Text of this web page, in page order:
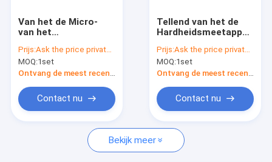
Vraag een offerte aan
De micro- Hardheidsmeetapparaat van Vickers
Digitaal Vickers-Hardheidsmeetapparaat
Van het de Micro-
van het
Metaal van het de
Digitale Vertonings
het Automatische
Hardheidsmeetapparaat
van Vickers
Prijs:Ask the price privately
MOQ:1set
Ontvang de meest recente Prijs
Contact nu
Tellend van het de
Hardheidsmeetapparaat
Digitaal Vickers
Automatisch
Ceramisch het
Prijs:Ask the price privately
MOQ:1set
Ontvang de meest recente Prijs
Contact nu
Bekijk meer